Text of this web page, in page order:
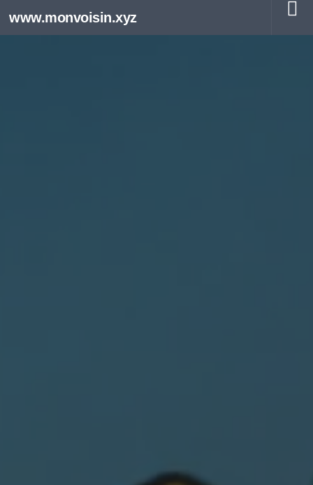
Au dessous du contenu
www.monvoisin.xyz